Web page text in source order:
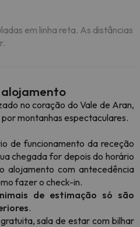
em linha reta. As distâncias
alojamento
no coração do Vale de Aran,
montanhas espectaculares.
de funcionamento da receção
chegada for depois do horário
alojamento com antecedência
fazer o check-in.
de estimação só são
.
sala de estar com bilhar